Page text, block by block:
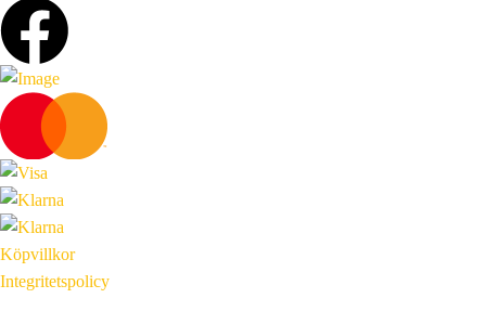
Köpvillkor
Integritetspolicy